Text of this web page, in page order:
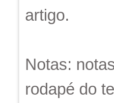
artigo.
Notas:
rodapé do